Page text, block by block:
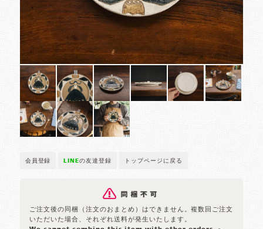
会員登録 LINEの友達登録 トップページに戻る
ご注文後の同梱（注文のおまとめ）はできません。複数回ご注文
いただいた場合、それぞれ送料が発生いたします。